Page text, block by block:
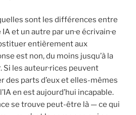
sont les différences entre
et un autre par un·e écrivain·e
entièrement aux
est non, du moins jusqu’à la
Si les auteur·rices peuvent
des parts d’eux et elles-mêmes
en est aujourd’hui incapable.
se trouve peut-être là — ce qui